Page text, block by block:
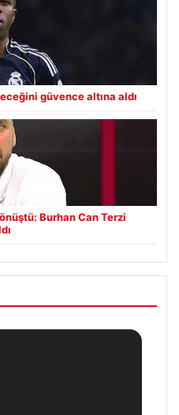
güvence altına aldı
Burhan Can Terzi